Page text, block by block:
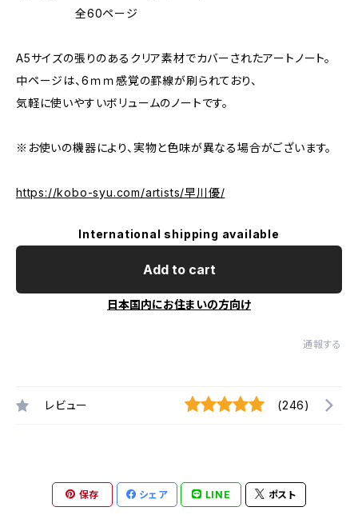
全60ページ
A5サイズの張りのあるクリア素材でカバーされたアートノート。
中ページは、6ｍｍ感覚の罫線が刷られており、
気軽に使いやすいボリュームのノートです。
※お使いの機器により、実物と色味が異なる場合がございます。
https://kobo-syu.com/artists/早川優/
International shipping available
Add to cart
日本国内にお住まいの方向け
通報する
レビュー (246)
保存 シェア LINE ポスト